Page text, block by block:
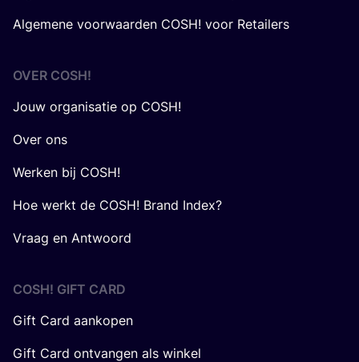
Algemene voorwaarden COSH! voor Retailers
OVER COSH!
Jouw organisatie op COSH!
Over ons
Werken bij COSH!
Hoe werkt de COSH! Brand Index?
Vraag en Antwoord
COSH! GIFT CARD
Gift Card aankopen
Gift Card ontvangen als winkel